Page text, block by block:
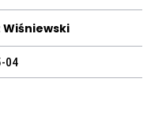
Wiśniewski
04